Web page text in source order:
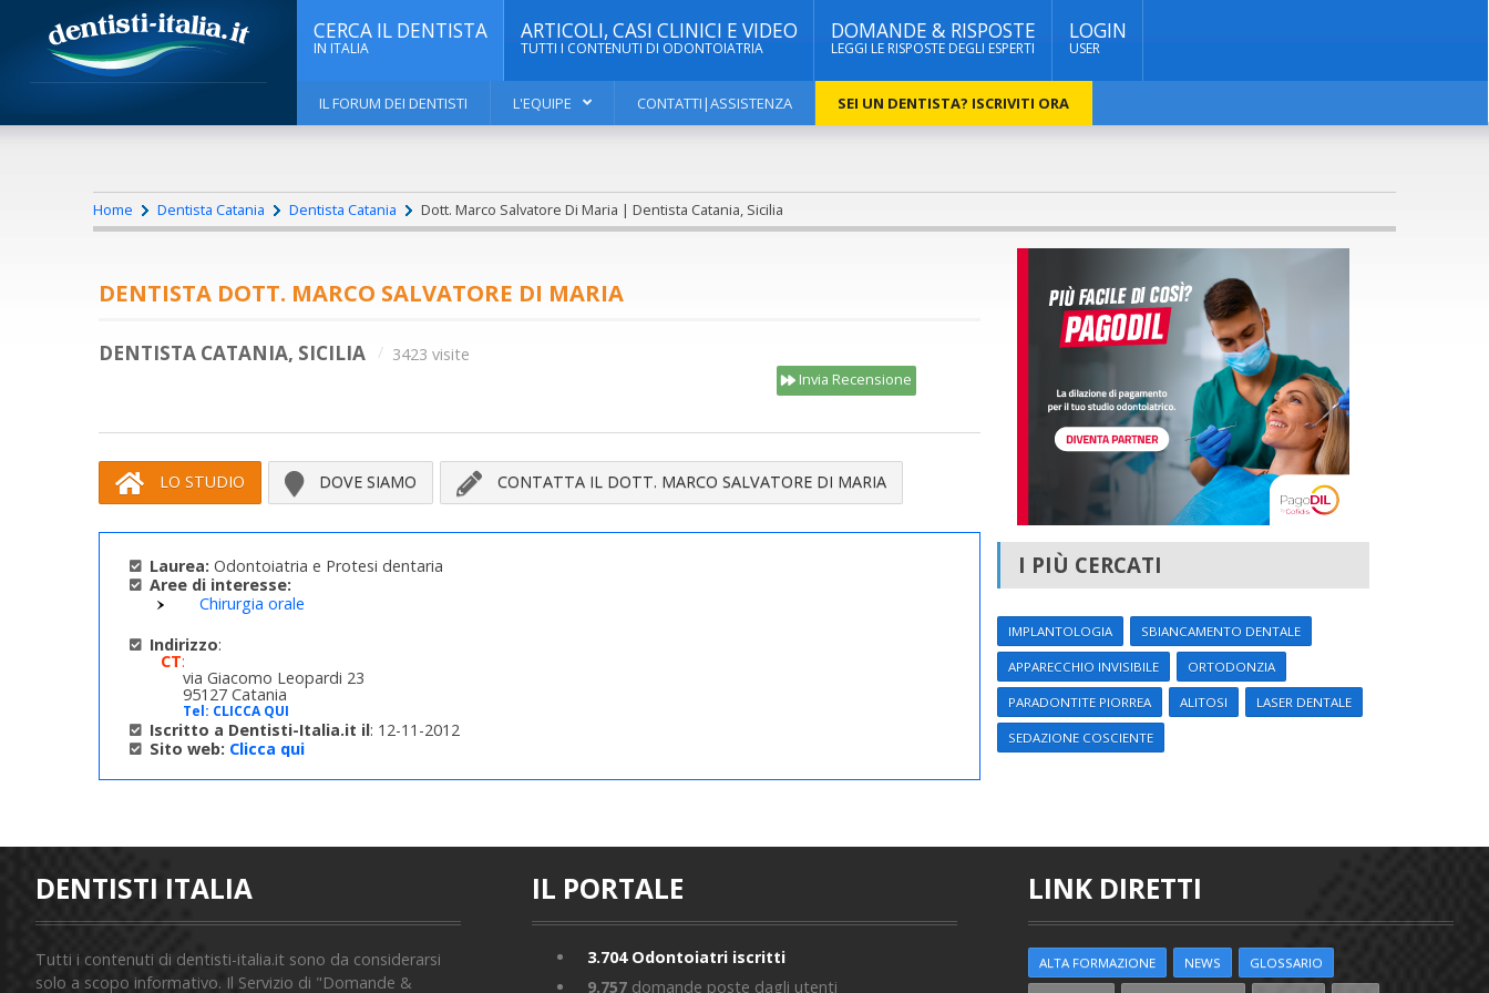
CERCA IL DENTISTA
IN ITALIA
ARTICOLI, CASI CLINICI E VIDEO
TUTTI I CONTENUTI DI ODONTOIATRIA
DOMANDE & RISPOSTE
LEGGI LE RISPOSTE DEGLI ESPERTI
LOGIN
USER
IL FORUM DEI DENTISTI L'EQUIPE CONTATTI|ASSISTENZA SEI UN DENTISTA? ISCRIVITI ORA
Home Dentista Catania Dentista Catania Dott. Marco Salvatore Di Maria | Dentista Catania, Sicilia
DENTISTA DOTT. MARCO SALVATORE DI MARIA
DENTISTA CATANIA, SICILIA 3423 visite
Invia Recensione
LO STUDIO DOVE SIAMO CONTATTA IL DOTT. MARCO SALVATORE DI MARIA
Laurea: Odontoiatria e Protesi dentaria
Aree di interesse:
Chirurgia orale
Indirizzo:
CT:
via Giacomo Leopardi 23
95127 Catania
Tel: CLICCA QUI
Iscritto a Dentisti-Italia.it il: 12-11-2012
Sito web: Clicca qui
I PIÙ CERCATI
IMPLANTOLOGIA SBIANCAMENTO DENTALE
APPARECCHIO INVISIBILE ORTODONZIA
PARADONTITE PIORREA ALITOSI LASER DENTALE
SEDAZIONE COSCIENTE
DENTISTI ITALIA
Tutti i contenuti di dentisti-italia.it sono da considerarsi
solo a scopo informativo. Il Servizio di "Domande &
IL PORTALE
3.704Odontoiatri iscritti
9.757 domande poste dagli utenti
LINK DIRETTI
ALTA FORMAZIONE NEWS GLOSSARIO